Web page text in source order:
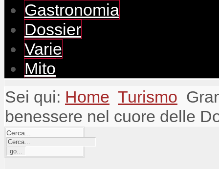
Gastronomia
Dossier
Varie
Mito
Sei qui: Home Turismo
benessere nel cuore delle
Cerca...